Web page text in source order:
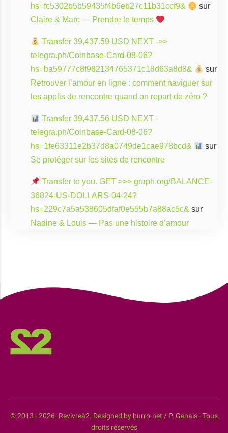
hs=fc5302b5b59435f4b6eb27c11b31ccf9&
sur
Claire & Marc — Prendre le temps
Transfer 39,437.59 USD NEXT ->>
telegra.ph/Coinbase-Card-08-06?
hs=ba59777c8f982134765371c18d63a8d8&
sur
Retrouver l’amour en ligne : comment naviguer sur
les applis de rencontre quand on repart de zéro ?
Transfer 39,437.56 USD NEXT -
telegra.ph/Coinbase-Card-08-06?
hs=1fe63311e2b37d8a0749de1cae978bcd&
sur
Se protéger sur les sites de rencontre
Transfer to you. GET >>> graph.org/BALANCE-
36824-US-DOLLARS-04-24?
hs=229c7a5a538605dfaf0e555b7a88ac5c& sur
Nadine & Louis — Pas une histoire d’amour
© 2013 - 2026- Revivreà2. Designed by burro-net / P. Genais - Tous
droits réservés